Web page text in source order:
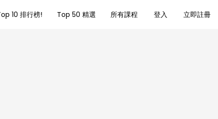
10 排行榜! Top 50 精選 所有課程 登入 立即註冊